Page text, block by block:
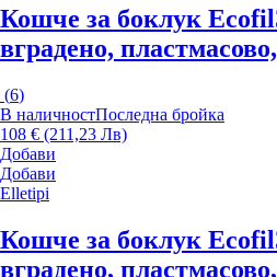
Кошче за боклук Ecofil
вградено,
(6)
В наличностПоследна бройка
108 € (211,23 Лв)
Добави
Добави
Elletipi
Кошче за боклук Ecofil
вградено,